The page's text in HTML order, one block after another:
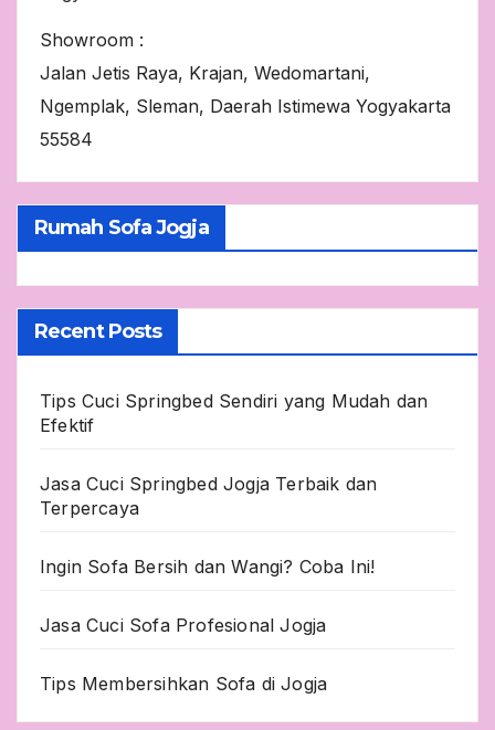
Showroom :
Jalan Jetis Raya, Krajan, Wedomartani,
Ngemplak, Sleman, Daerah Istimewa Yogyakarta
55584
Rumah Sofa Jogja
Recent Posts
Tips Cuci Springbed Sendiri yang Mudah dan
Efektif
Jasa Cuci Springbed Jogja Terbaik dan
Terpercaya
Ingin Sofa Bersih dan Wangi? Coba Ini!
Jasa Cuci Sofa Profesional Jogja
Tips Membersihkan Sofa di Jogja